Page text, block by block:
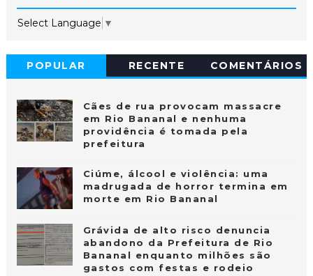
Select Language ▼
POPULAR RECENTE COMENTÁRIOS
Cães de rua provocam massacre
em Rio Bananal e nenhuma
providência é tomada pela
prefeitura
Ciúme, álcool e violência: uma
madrugada de horror termina em
morte em Rio Bananal
Grávida de alto risco denuncia
abandono da Prefeitura de Rio
Bananal enquanto milhões são
gastos com festas e rodeio